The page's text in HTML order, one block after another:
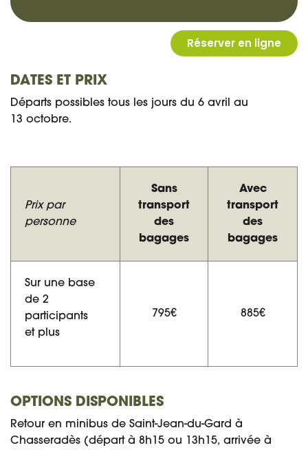
DATES ET PRIX
Départs possibles tous les jours du 6 avril au
13 octobre.
Prix par
personne
Sans
transport
des
bagages
Avec
transport
des
bagages
Sur une base
de 2
participants
et plus
795€ 885€
OPTIONS DISPONIBLES
Retour en minibus de Saint-Jean-du-Gard à
Chasseradès (départ à 8h15 ou 13h15, arrivée à